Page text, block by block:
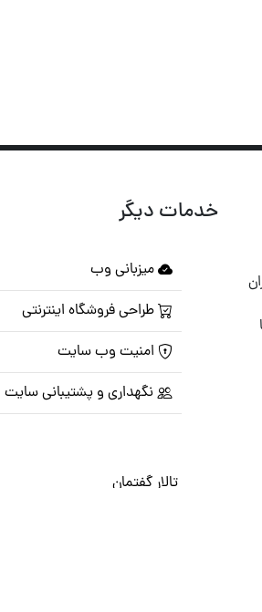
خدمات دیگر
میزبانی وب
طراحی فروشگاه اینترنتی
امنیت وب سایت
نگهداری و پشتیبانی سایت
تالار گفتمان